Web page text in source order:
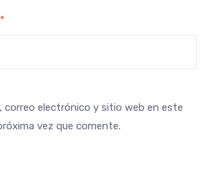
*
correo electrónico y sitio web en este
vez que comente.